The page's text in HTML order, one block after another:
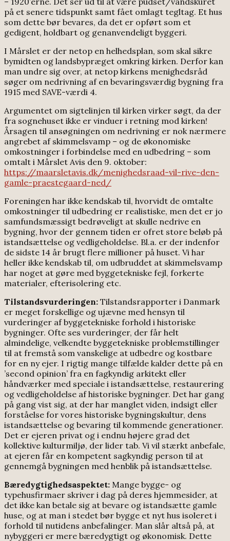
på et senere tidspunkt samt fået omlagt tegltag. Et hus
som dette bør bevares, da det er opført som et
gedigent, holdbart og genanvendeligt byggeri.
I Mårslet er der netop en helhedsplan, som skal sikre
bymidten og landsbypræget omkring kirken. Derfor kan
man undre sig over, at netop kirkens menighedsråd
søger om nedrivning af en bevaringsværdig bygning fra
1915 med SAVE-værdi 4.
Argumentet om sigtelinjen til kirken virker søgt, da der
fra sognehuset ikke er vinduer i retning mod kirken!
Årsagen til ansøgningen om nedrivning er nok nærmere
angrebet af skimmelsvamp – og de økonomiske
omkostninger i forbindelse med en udbedring – som
omtalt i Mårslet Avis den 9. oktober:
https://maarsletavis.dk/menighedsraad-vil-rive-den-
gamle-praestegaard-ned/
Foreningen har ikke kendskab til, hvorvidt de omtalte
omkostninger til udbedring er realistiske, men det er jo
samfundsmæssigt bedrøveligt at skulle nedrive en
bygning, hvor der gennem tiden er ofret store beløb på
istandsættelse og vedligeholdelse. Bl.a. er der indenfor
de sidste 14 år brugt flere millioner på huset. Vi har
heller ikke kendskab til, om udbruddet at skimmelsvamp
har noget at gøre med byggetekniske fejl, forkerte
materialer, efterisolering etc.
Tilstandsvurderingen: Tilstandsrapporter i Danmark
er meget forskellige og ujævne med hensyn til
vurderinger af byggetekniske forhold i historiske
bygninger. Ofte ses vurderinger, der får helt
almindelige, velkendte byggetekniske problemstillinger
til at fremstå som vanskelige at udbedre og kostbare
for en ny ejer. I rigtig mange tilfælde kalder dette på en
’second opinion’ fra en fagkyndig arkitekt eller
håndværker med speciale i istandsættelse, restaurering
og vedligeholdelse af historiske bygninger. Det har gang
på gang vist sig, at der har manglet viden, indsigt eller
forståelse for vores historiske bygningskultur, dens
istandsættelse og bevaring til kommende generationer.
Det er ejeren privat og i endnu højere grad det
kollektive kulturmiljø, der lider tab. Vi vil stærkt anbefale,
at ejeren får en kompetent sagkyndig person til at
gennemgå bygningen med henblik på istandsættelse.
Bæredygtighedsaspektet: Mange bygge- og
typehusfirmaer skriver i dag på deres hjemmesider, at
det ikke kan betale sig at bevare og istandsætte gamle
huse, og at man i stedet bør bygge et nyt hus isoleret i
forhold til nutidens anbefalinger. Man slår altså på, at
nybyggeri er mere bæredygtigt og økonomisk. Dette